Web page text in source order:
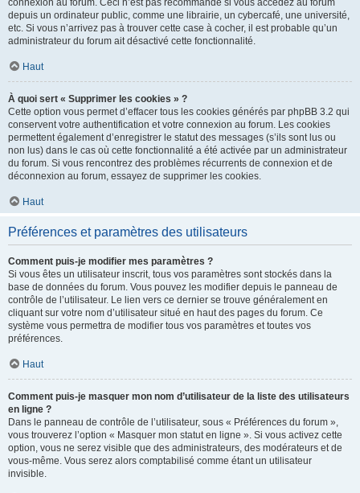
connexion au forum. Ceci n’est pas recommandé si vous accédez au forum
depuis un ordinateur public, comme une librairie, un cybercafé, une université,
etc. Si vous n’arrivez pas à trouver cette case à cocher, il est probable qu’un
administrateur du forum ait désactivé cette fonctionnalité.
Haut
À quoi sert « Supprimer les cookies » ?
Cette option vous permet d’effacer tous les cookies générés par phpBB 3.2 qui
conservent votre authentification et votre connexion au forum. Les cookies
permettent également d’enregistrer le statut des messages (s’ils sont lus ou
non lus) dans le cas où cette fonctionnalité a été activée par un administrateur
du forum. Si vous rencontrez des problèmes récurrents de connexion et de
déconnexion au forum, essayez de supprimer les cookies.
Haut
Préférences et paramètres des utilisateurs
Comment puis-je modifier mes paramètres ?
Si vous êtes un utilisateur inscrit, tous vos paramètres sont stockés dans la
base de données du forum. Vous pouvez les modifier depuis le panneau de
contrôle de l’utilisateur. Le lien vers ce dernier se trouve généralement en
cliquant sur votre nom d’utilisateur situé en haut des pages du forum. Ce
système vous permettra de modifier tous vos paramètres et toutes vos
préférences.
Haut
Comment puis-je masquer mon nom d’utilisateur de la liste des utilisateurs
en ligne ?
Dans le panneau de contrôle de l’utilisateur, sous « Préférences du forum »,
vous trouverez l’option « Masquer mon statut en ligne ». Si vous activez cette
option, vous ne serez visible que des administrateurs, des modérateurs et de
vous-même. Vous serez alors comptabilisé comme étant un utilisateur
invisible.